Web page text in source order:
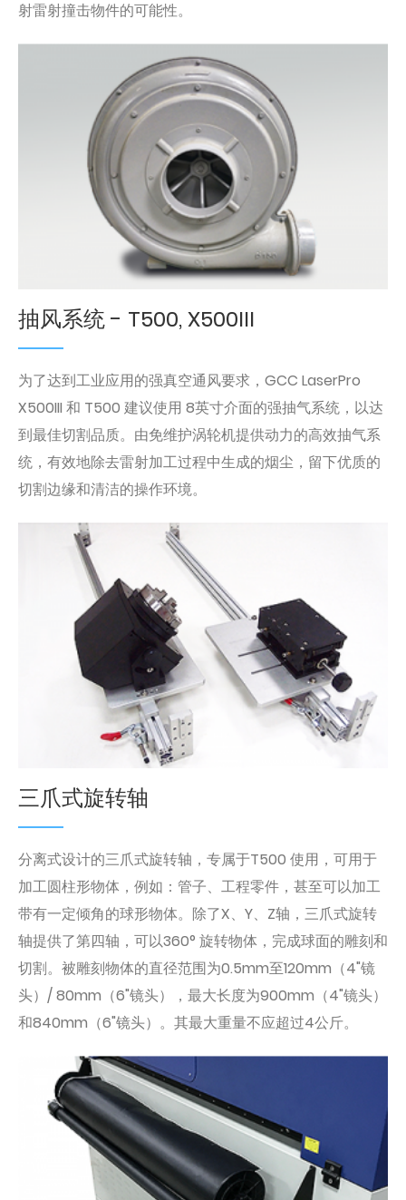
射雷射撞击物件的可能性。​
抽风系统 - T500, X500III
为了达到工业应用的强真空通风要求，GCC LaserPro
X500III 和 T500 建议使用 8英寸介面的强抽气系统，以达
到最佳切割品质。由免维护涡轮机提供动力的高效抽气系
统，有效地除去雷射加工过程中生成的烟尘，留下优质的
切割边缘和清洁的操作环境。
三爪式旋转轴
分离式设计的三爪式旋转轴，专属于T500 使用，可用于
加工圆柱形物体，例如：管子、工程零件，甚至可以加工
带有一定倾角的球形物体。除了X、Y、Z轴，三爪式旋转
轴提供了第四轴，可以360° 旋转物体，完成球面的雕刻和
切割。被雕刻物体的直径范围为0.5mm至120mm（4"镜
头）/ 80mm（6"镜头），最大长度为900mm（4"镜头）
和840mm（6"镜头）。其最大重量不应超过4公斤。